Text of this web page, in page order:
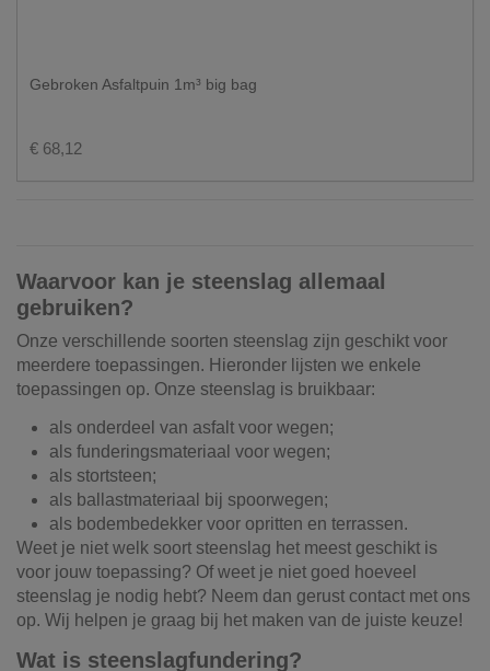
Gebroken Asfaltpuin 1m³ big bag
€ 68,12
Waarvoor kan je steenslag allemaal
gebruiken?
Onze verschillende soorten steenslag zijn geschikt voor
meerdere toepassingen. Hieronder lijsten we enkele
toepassingen op. Onze steenslag is bruikbaar:
als onderdeel van asfalt voor wegen;
als funderingsmateriaal voor wegen;
als stortsteen;
als ballastmateriaal bij spoorwegen;
als bodembedekker voor opritten en terrassen.
Weet je niet welk soort steenslag het meest geschikt is
voor jouw toepassing? Of weet je niet goed hoeveel
steenslag je nodig hebt? Neem dan gerust contact met ons
op. Wij helpen je graag bij het maken van de juiste keuze!
Wat is steenslagfundering?